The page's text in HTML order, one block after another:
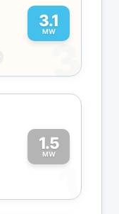
3.1
MW
3
1.5
MW
1